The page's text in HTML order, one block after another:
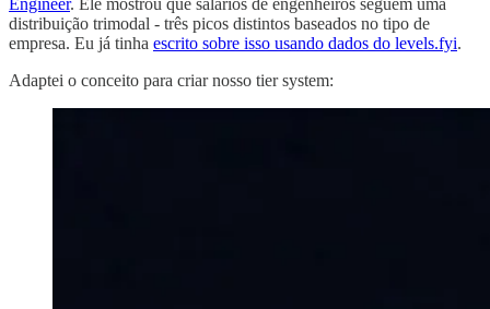
distribuição trimodal - três picos distintos baseados no tipo de
empresa. Eu já tinha escrito sobre isso usando dados do levels.fyi.
Adaptei o conceito para criar nosso tier system: